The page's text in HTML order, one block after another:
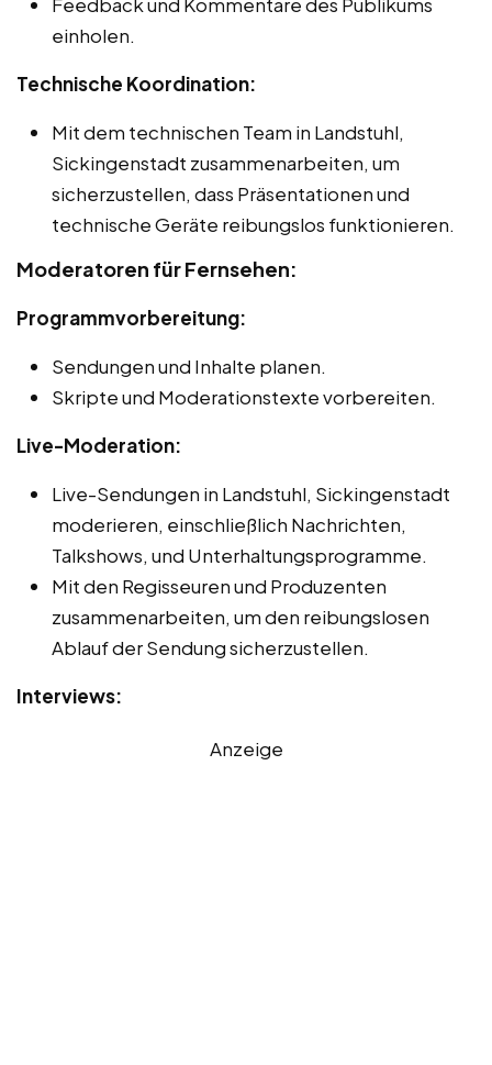
einholen.
Technische Koordination:
Mit dem technischen Team in Landstuhl,
Sickingenstadt zusammenarbeiten, um
sicherzustellen, dass Präsentationen und
technische Geräte reibungslos funktionieren.
Moderatoren für Fernsehen:
Programmvorbereitung:
Sendungen und Inhalte planen.
Skripte und Moderationstexte vorbereiten.
Live-Moderation:
Live-Sendungen in Landstuhl, Sickingenstadt
moderieren, einschließlich Nachrichten,
Talkshows, und Unterhaltungsprogramme.
Mit den Regisseuren und Produzenten
zusammenarbeiten, um den reibungslosen
Ablauf der Sendung sicherzustellen.
Interviews:
Anzeige